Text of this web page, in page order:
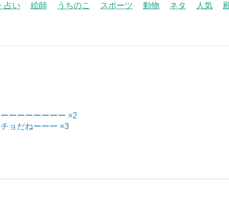
占い 絵師 うちのこ スポーツ 動物 ネタ 人気
ーーーーーーー ×2
ョだねーーー ×3